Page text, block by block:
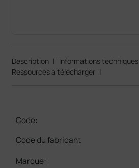
Description | Informations techniques
Ressources à télécharger |
Code:
Code du fabricant
Marque: